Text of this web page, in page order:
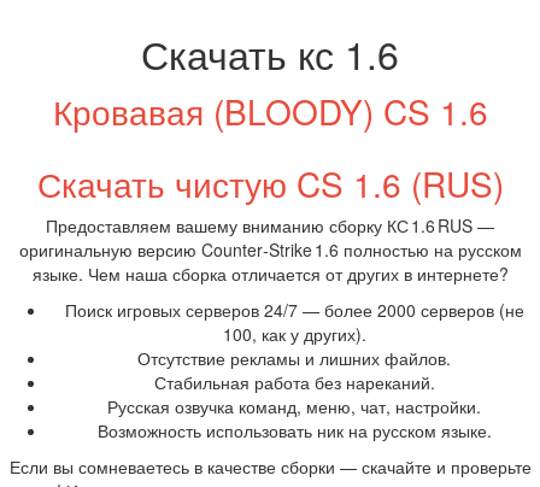
Скачать кс 1.6
Кровавая (BLOODY) CS 1.6
Скачать чистую CS 1.6 (RUS)
Предоставляем вашему вниманию сборку КС 1.6 RUS —
оригинальную версию Counter‑Strike 1.6 полностью на русском
языке. Чем наша сборка отличается от других в интернете?
Поиск игровых серверов 24/7 — более 2000 серверов (не
100, как у других).
Отсутствие рекламы и лишних файлов.
Стабильная работа без нареканий.
Русская озвучка команд, меню, чат, настройки.
Возможность использовать ник на русском языке.
Если вы сомневаетесь в качестве сборки — скачайте и проверьте